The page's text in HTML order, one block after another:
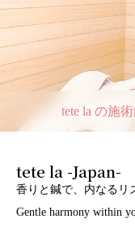
tete la の施
tete la -Japan-
香りと鍼で、内なるリ
Gentle harmony within